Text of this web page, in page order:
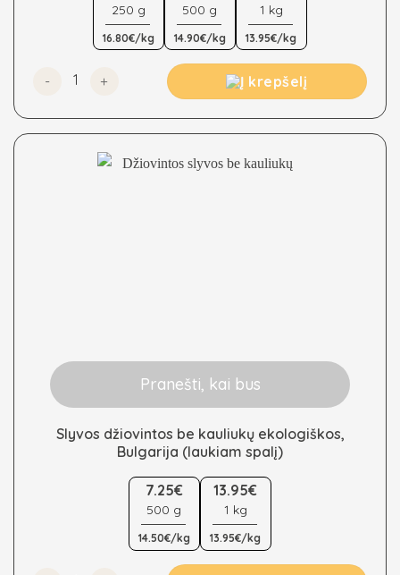
has
multiple
variants.
The
options
may
be
on
250 g
16.80€/kg
500 g
14.90€/kg
1 kg
13.95€/kg
produkto kiekis: Bananai Big Mike nesmulkinti,
Į krepšelį
Pranešti, kai bus
Slyvos džiovintos be kauliukų ekologiškos,
Bulgarija (laukiam spalį)
product
multiple
variants.
The
7.25€
500 g
14.50€/kg
13.95€
1 kg
13.95€/kg